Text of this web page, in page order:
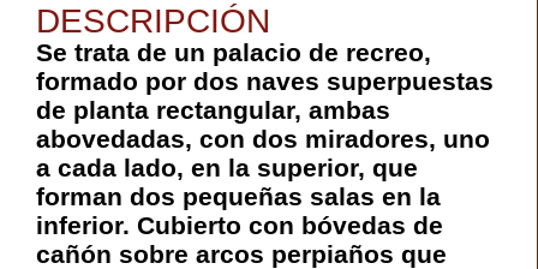
DESCRIPCIÓN
Se trata de un palacio de recreo,
formado por dos naves superpuestas
de planta rectangular, ambas
abovedadas, con dos miradores, uno
a cada lado, en la superior, que
forman dos pequeñas salas en la
inferior. Cubierto con bóvedas de
cañón sobre arcos perpiaños que